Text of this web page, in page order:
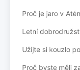
Proč je jaro v
Letní
Užijte si kouzlo
Proč byste měli